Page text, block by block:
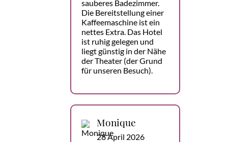
sauberes Badezimmer.
Die Bereitstellung einer
Kaffeemaschine ist ein
nettes Extra. Das Hotel
ist ruhig gelegen und
liegt günstig in der Nähe
der Theater (der Grund
für unseren Besuch).
Monique
28 April 2026